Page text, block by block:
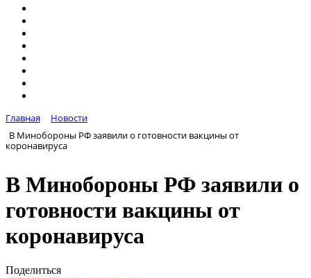
Главная
Новости
В Минобороны РФ заявили о готовности вакцины от
коронавируса
В Минобороны РФ заявили о
готовности вакцины от
коронавируса
Поделиться